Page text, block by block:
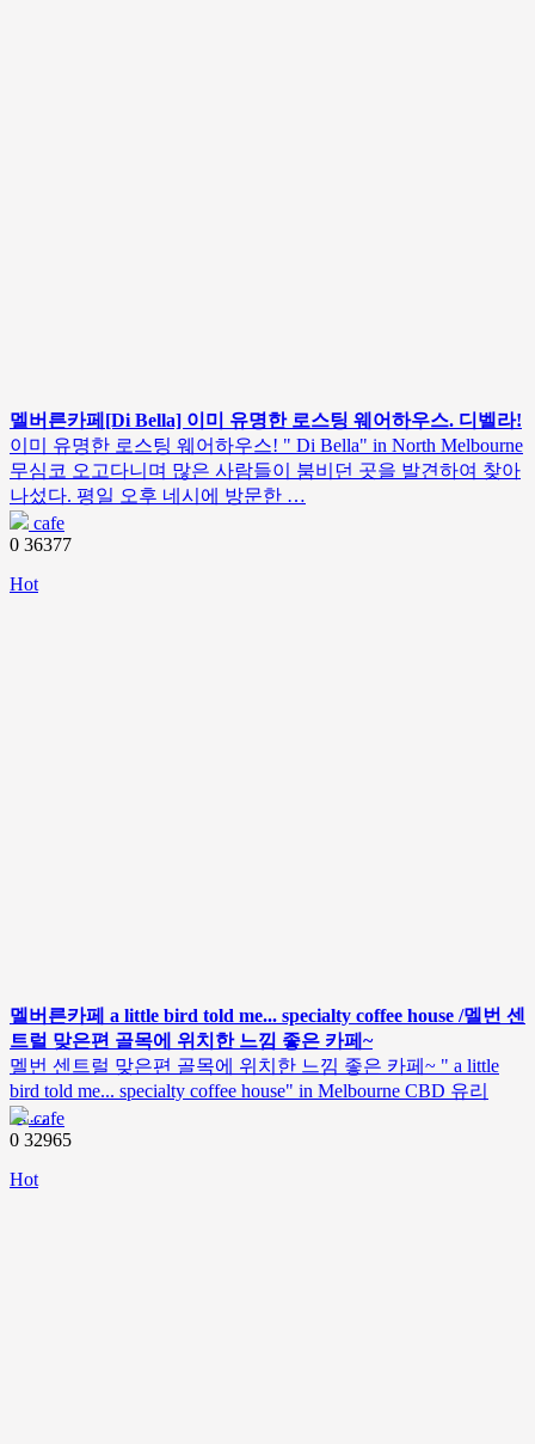
멜버른카페[Di Bella] 이미 유명한 로스팅 웨어하우스. 디벨라!
이미 유명한 로스팅 웨어하우스! " Di Bella" in North Melbourne
무심코 오고다니며 많은 사람들이 붐비던 곳을 발견하여 찾아
나섰다. 평일 오후 네시에 방문한 …
cafe
0 36377
Hot
멜버른카페 a little bird told me... specialty coffee house /멜번 센
트럴 맞은편 골목에 위치한 느낌 좋은 카페~
멜번 센트럴 맞은편 골목에 위치한 느낌 좋은 카페~ " a little
bird told me... specialty coffee house" in Melbourne CBD 유리
창…cafe
0 32965
Hot